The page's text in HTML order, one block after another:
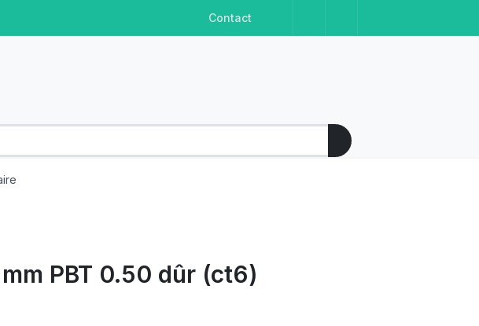
Contact
PBT 0.50 dûr (ct6)